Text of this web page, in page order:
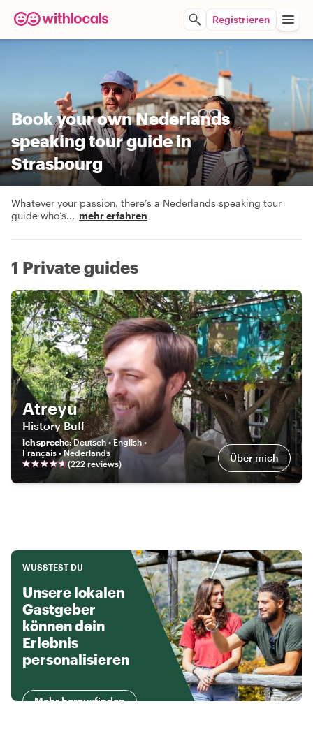
Registrieren
Book your own Nederlands
speaking tour guide in
Strasbourg
Whatever your passion, there’s a Nederlands speaking tour
guide who’s... mehr erfahren
1 Private guides
Atreyu
History Buff
Ich spreche:Deutsch • English •
Français • Nederlands
(222 reviews) Über mich
WUSSTEST DU
Unsere lokalen
Gastgeber
können dein
Erlebnis
personalisieren
Mehr herausfinden